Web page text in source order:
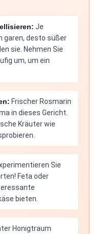
Je
garen, desto süßer
sie. Nehmen Sie
um, um ein
Frischer Rosmarin
in dieses Gericht.
Kräuter wie
Sie
Feta oder
bieten.
Honigtraum